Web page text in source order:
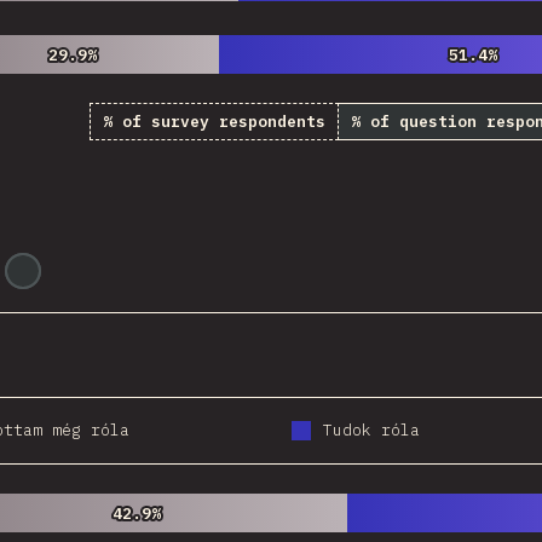
29.9%
29.9% 51.4%
51.4%
% of survey respondents % of question
még róla Tudok róla
42.9%
42.9%